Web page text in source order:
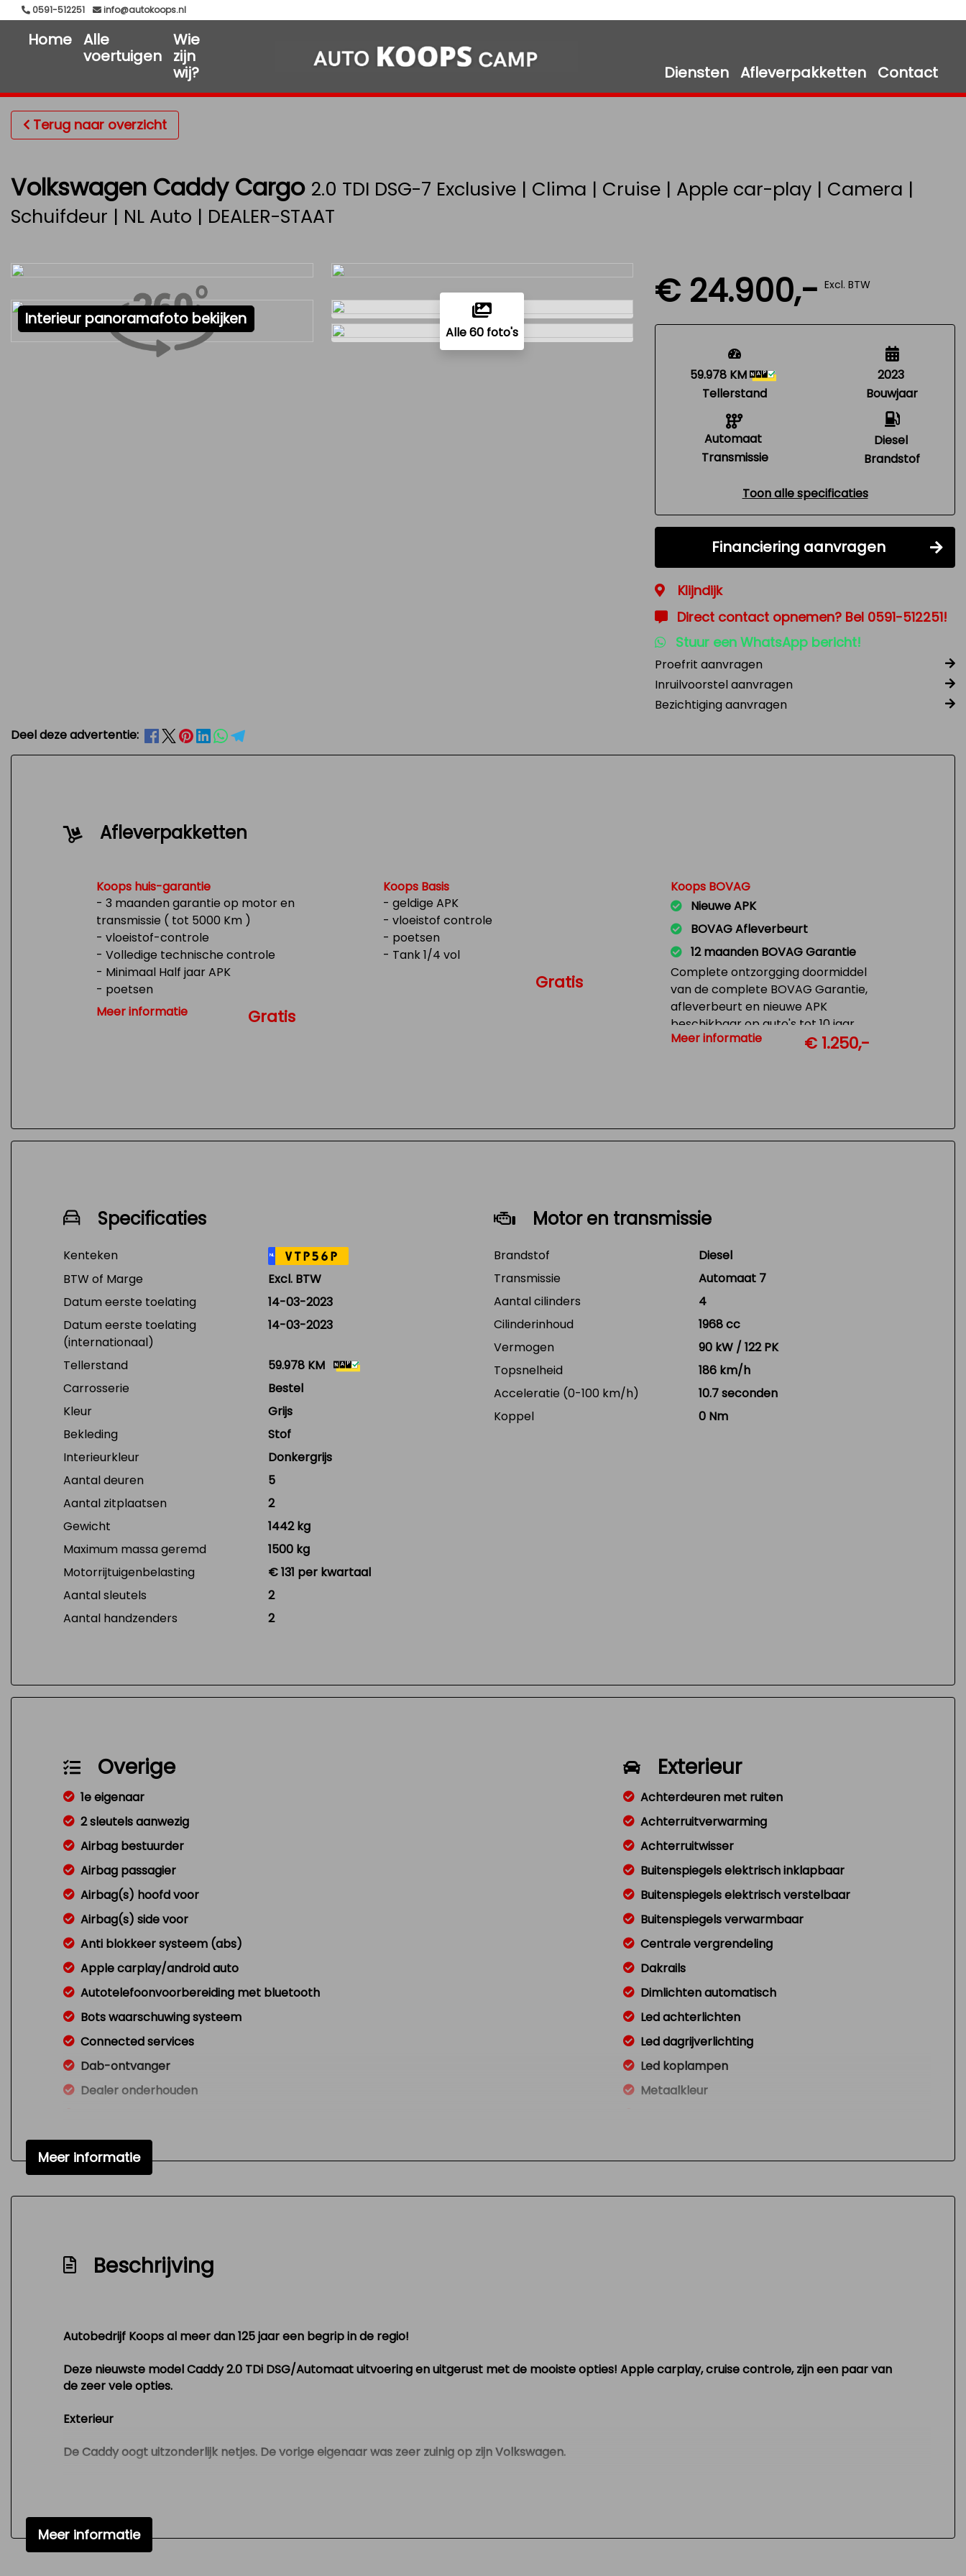
0591-512251 info@autokoops.nl
Home Alle
voertuigen
Wie
zijn
wij?
Diensten Afleverpakketten Contact
Terug naar overzicht
Volkswagen Caddy Cargo 2.0 TDI DSG-7 Exclusive | Clima | Cruise | Apple car-play | Camera |
Schuifdeur | NL Auto | DEALER-STAAT
Alle 60 foto's
Interieur panoramafoto bekijken
€ 24.900,- Excl. BTW
59.978 KM
Tellerstand
Automaat
Transmissie
2023
Bouwjaar
Diesel
Brandstof
Toon alle specificaties
Financiering aanvragen
Klijndijk
Direct contact opnemen? Bel 0591-512251!
Stuur een WhatsApp bericht!
Proefrit aanvragen
Inruilvoorstel aanvragen
Bezichtiging aanvragen
Deel deze advertentie:
Afleverpakketten
Koops huis-garantie
- 3 maanden garantie op motor en
transmissie ( tot 5000 Km )
- vloeistof-controle
- Volledige technische controle
- Minimaal Half jaar APK
- poetsen
- Tank 1/4 vol
Meer informatie Gratis
Koops Basis
- geldige APK
- vloeistof controle
- poetsen
- Tank 1/4 vol
Gratis
Koops BOVAG
Nieuwe APK
BOVAG Afleverbeurt
12 maanden BOVAG Garantie
Complete ontzorgging doormiddel
van de complete BOVAG Garantie,
afleverbeurt en nieuwe APK
beschikbaar op auto's tot 10 jaar
en 150.000 KM
Meer informatie € 1.250,-
Specificaties
Kenteken NL VTP56P
BTW of Marge
Excl. BTW
Datum eerste toelating
14-03-2023
Datum eerste toelating
(internationaal)
14-03-2023
Tellerstand
59.978 KM
Carrosserie
Bestel
Kleur
Grijs
Bekleding
Stof
Interieurkleur
Donkergrijs
Aantal deuren
5
Aantal zitplaatsen
2
Gewicht
1442 kg
Maximum massa geremd
1500 kg
Motorrijtuigenbelasting
€ 131 per kwartaal
Aantal sleutels
2
Aantal handzenders
2
Motor en transmissie
Brandstof
Diesel
Transmissie
Automaat 7
Aantal cilinders
4
Cilinderinhoud
1968 cc
Vermogen
90 kW / 122 PK
Topsnelheid
186 km/h
Acceleratie (0-100 km/h)
10.7 seconden
Koppel
0 Nm
Overige
1e eigenaar
2 sleutels aanwezig
Airbag bestuurder
Airbag passagier
Airbag(s) hoofd voor
Airbag(s) side voor
Anti blokkeer systeem (abs)
Apple carplay/android auto
Autotelefoonvoorbereiding met bluetooth
Bots waarschuwing systeem
Connected services
Dab-ontvanger
Dealer onderhouden
Dodehoek detector
Excl.btw
Nationale autopas
Schakelpaddles
Telefoonintegratie premium
Versnellingspook op dashboard
Exterieur
Achterdeuren met ruiten
Achterruitverwarming
Achterruitwisser
Buitenspiegels elektrisch inklapbaar
Buitenspiegels elektrisch verstelbaar
Buitenspiegels verwarmbaar
Centrale vergrendeling
Dakrails
Dimlichten automatisch
Led achterlichten
Led dagrijverlichting
Led koplampen
Metaalkleur
Zijschuifdeur rechts
Interieur
Elektrische ramen voor
Meer informatie
Beschrijving
Autobedrijf Koops al meer dan 125 jaar een begrip in de regio!
Deze nieuwste model Caddy 2.0 TDi DSG/Automaat uitvoering en uitgerust met de mooiste opties! Apple carplay, cruise controle, zijn een paar van
de zeer vele opties.
Exterieur
De Caddy oogt uitzonderlijk netjes. De vorige eigenaar was zeer zuinig op zijn Volkswagen.
Ook van binnen ziet de Caddy er keurig uit. Uiteraard zijn er hier en daar wat kleine gebruikssporen, maar die storen absoluut niet. Het interieur is
schoon en fris. Er is niet gerookt in de auto en er hebben geen huisdieren in gezeten.
Meer informatie